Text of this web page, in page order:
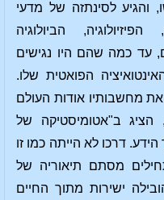
והגיע לסינתזה של מדעי
הביולוגיה
עד כמה שהם היו נגישים
הפואטית שלו.
מחשבותיו אודות העולם
הציג ב"אטומיסטיקה של
דרכו לא הייתה כמו זו
מסתם תיאוריה של
ישירות מתוך החיים